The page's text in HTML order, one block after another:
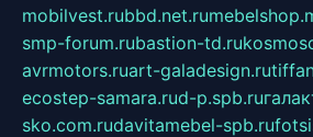
mobilvest.rubbd.net.ru
smp-forum.rubastion-td.ru
avrmotors.ruart-galadesign.ru
ecostep-samara.rud-p.spb.ru
sko.com.rudavitamebel-spb.ru